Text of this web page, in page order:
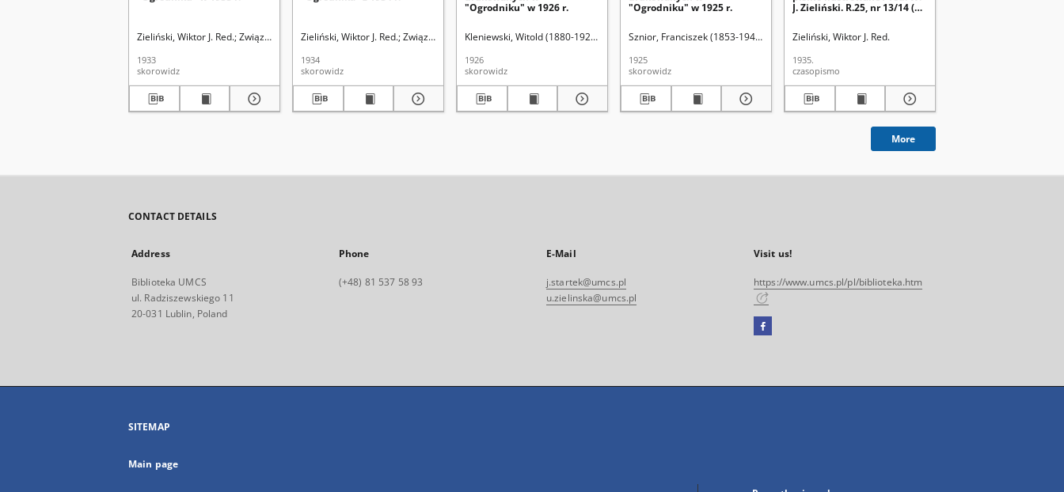
Zieliński, Wiktor J. Red. Związek Polskich Zrzeszeń Ogrodniczych
1933
skorowidz
Zieliński, Wiktor J. Red. Związek Polskich Zrzeszeń Ogrodniczych
1934
skorowidz
"Ogrodniku" w 1926 r.
Kleniewski, Witold (1880-1927). Red. Zieliński, Wiktor J. Red.
1926
skorowidz
"Ogrodniku" w 1925 r.
Sznior, Franciszek (1853-1945). Red.
1925
skorowidz
J. Zieliński. R.25, nr 13/14 (31
Zieliński, Wiktor J. Red.
1935.
czasopismo
More
CONTACT DETAILS
Address
Biblioteka UMCS
ul. Radziszewskiego 11
20-031 Lublin, Poland
Phone
(+48) 81 537 58 93
E-Mail
j.startek@umcs.pl
u.zielinska@umcs.pl
Visit us!
https://www.umcs.pl/pl/biblioteka.htm
Facebook
open
SITEMAP
Main page